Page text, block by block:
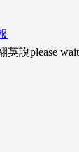
英說please